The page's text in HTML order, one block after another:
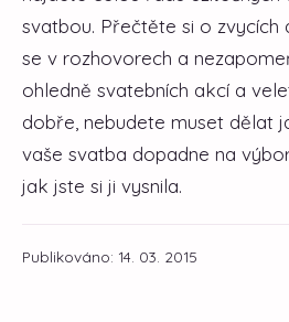
svatbou. Přečtěte si o zvycích
se v rozhovorech a
ohledně svatebních akcí a
dobře, nebudete muset dělat
vaše svatba dopadne na
jak jste si ji vysnila.
Publikováno: 14. 03. 2015